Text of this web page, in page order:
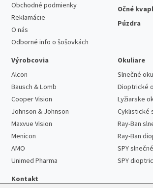
Obchodné podmienky
Reklamácie
O nás
Odborné info o šošovkách
Očné
Púzdra
Výrobcovia
Alcon
Bausch & Lomb
Cooper Vision
Johnson & Johnson
Maxvue Vision
Menicon
AMO
Unimed Pharma
Okuliare
Slnečné
Dioptrické
Lyžiarske
Cyklistické
Ray-Ban
Ray-Ban
SPY slnečné
SPY
Kontakt